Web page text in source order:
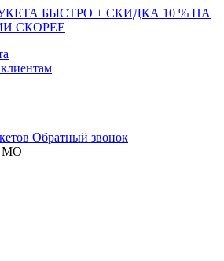
БЫСТРО + СКИДКА 10 % НА
СКОРЕЕ
Обратный звонок
МО